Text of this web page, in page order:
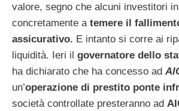
valore, segno che alcuni investitori
concretamente atemere il
assicurativo. E intanto si corre ai
liquidità. Ieri il governatore dello
ha dichiarato che ha concesso ad
un’operazione di prestito ponte
società controllate presteranno ad